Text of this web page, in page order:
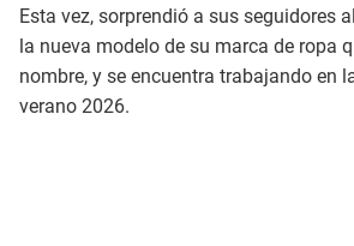
Esta vez, sorprendió a sus seguidores
la nueva modelo de su marca de ropa
nombre, y se encuentra trabajando en
verano 2026.